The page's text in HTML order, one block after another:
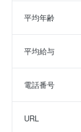
平均年齢
平均給与
電話番号
URL